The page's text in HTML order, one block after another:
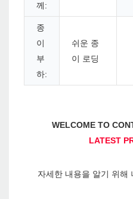
께:
종
이
부
하:
쉬운 종
이 로딩